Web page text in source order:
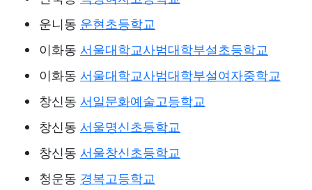
운니동 운현초등학교
이화동 서울대학교사범대학부설초등학교
이화동 서울대학교사범대학부설여자중학교
창신동 서일문화예술고등학교
창신동 서울명신초등학교
창신동 서울창신초등학교
청운동 경복고등학교